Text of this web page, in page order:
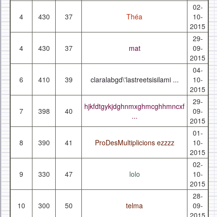
4 430 37 Théa
02-
10-
2015
4 430 37 mat
29-
09-
2015
6 410 39 claralabgd\'lastreetsisilami ...
04-
10-
2015
7 398 40
hjkfdtgykjdghnmxghmcghhmncxf
...
29-
09-
2015
8 390 41 ProDesMultiplicions ezzzz
01-
10-
2015
9 330 47 lolo
02-
10-
2015
10 300 50 telma
28-
09-
2015